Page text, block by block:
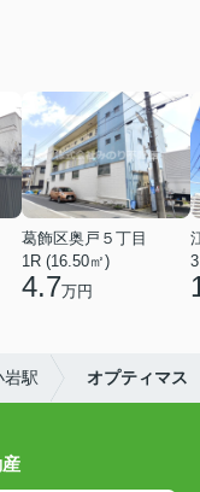
葛飾区奥戸５丁目
1R (16.50㎡)
4.7万円
岩駅 オプティマス